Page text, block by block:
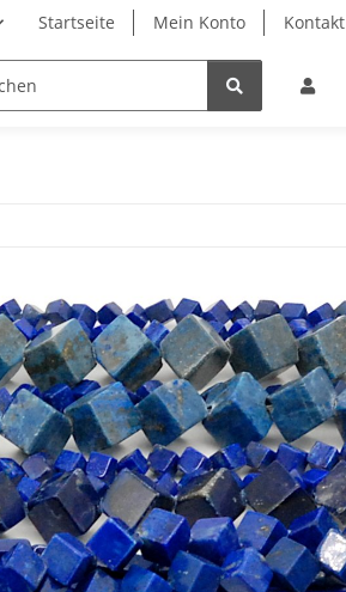
Startseite Mein Konto Kontakt